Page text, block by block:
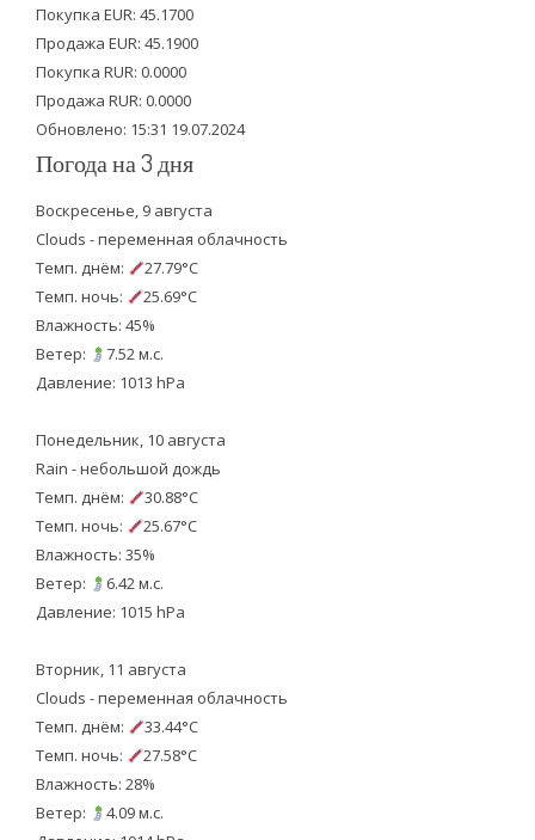
e
r
o
o
k
b
e
Покупка EUR: 45.1700
Продажа EUR: 45.1900
Покупка RUR: 0.0000
Продажа RUR: 0.0000
Обновлено: 15:31 19.07.2024
Погода на 3 дня
Воскресенье, 9 августа
Clouds - переменная облачность
Темп. днём:
27.79°C
Темп. ночь:
25.69°C
Влажность: 45%
Ветер:
7.52 м.с.
Давление: 1013 hPa
Понедельник, 10 августа
Rain - небольшой дождь
Темп. днём:
30.88°C
Темп. ночь:
25.67°C
Влажность: 35%
Ветер:
6.42 м.с.
Давление: 1015 hPa
Вторник, 11 августа
Clouds - переменная облачность
Темп. днём:
33.44°C
Темп. ночь:
27.58°C
Влажность: 28%
Ветер:
4.09 м.с.